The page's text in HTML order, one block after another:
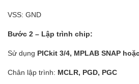
VSS: GND
Bước 2 – Lập trình chip:
Sử dụng PICkit 3/4, MPLAB SNAP
Chân lập trình: MCLR, PGD, PGC